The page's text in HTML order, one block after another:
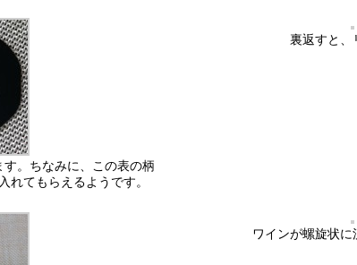
。ちなみに、この表の柄
れてもらえるようです。
裏返すと、
ワインが螺旋状に